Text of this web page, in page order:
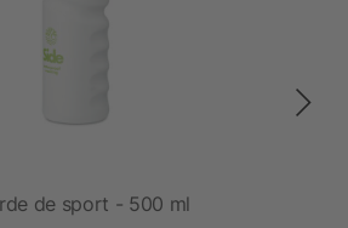
de sport - 500 ml